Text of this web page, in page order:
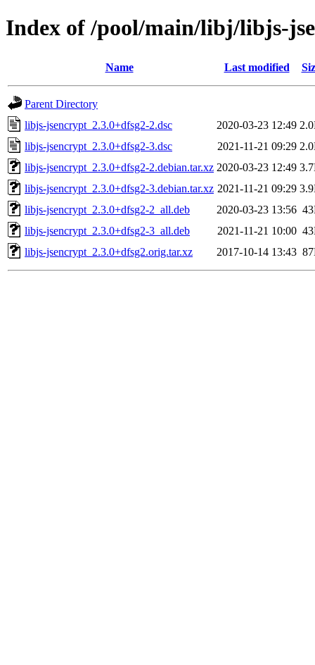
Index of /pool/main/libj/libjs-
Name Last modified
Parent Directory
libjs-jsencrypt_2.3.0+dfsg2-2.dsc
2020-03-23 12:49
libjs-jsencrypt_2.3.0+dfsg2-3.dsc
2021-11-21 09:29
libjs-jsencrypt_2.3.0+dfsg2-2.debian.tar.xz 2020-03-23 12:49
libjs-jsencrypt_2.3.0+dfsg2-3.debian.tar.xz 2021-11-21 09:29
libjs-jsencrypt_2.3.0+dfsg2-2_all.deb
2020-03-23 13:56
libjs-jsencrypt_2.3.0+dfsg2-3_all.deb
2021-11-21 10:00
libjs-jsencrypt_2.3.0+dfsg2.orig.tar.xz
2017-10-14 13:43